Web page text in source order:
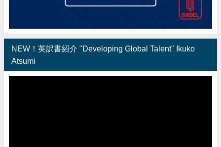
NEW！英訳書紹介 "Developing Global Talent" Ikuko
Atsumi